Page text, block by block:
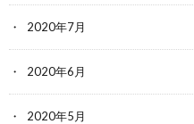
2020年7月
2020年6月
2020年5月